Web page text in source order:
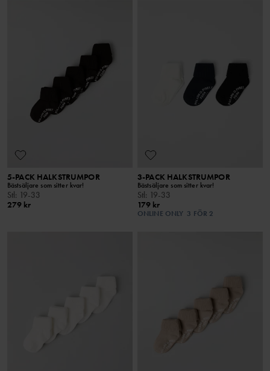
5-PACK HALKSTRUMPOR
Bästsäljare som sitter kvar!
Stl: 19-33
279 kr
3-PACK HALKSTRUMPOR
Bästsäljare som sitter kvar!
Stl: 19-33
179 kr
ONLINE ONLY 3 FÖR 2